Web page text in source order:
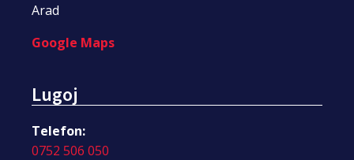
Arad
Google Maps
Lugoj
Telefon:
0752 506 050